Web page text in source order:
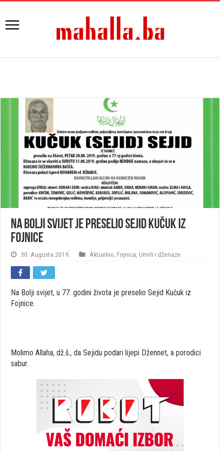
Na Bolji svijet je preselio Sejid Kučuk iz
Fojnice
30. Augusta 2019. Aktuelno Fojnica Umrli i dženaze
Na Bolji svijet, u 77. godini života je preselio Sejid Kučuk iz
Fojnice.
Molimo Allaha, dž.š., da Sejidu podari lijepi Džennet, a porodici
sabur.